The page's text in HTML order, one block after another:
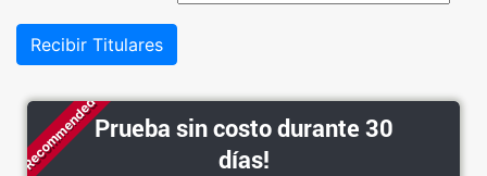
Recibir Titulares
RecommendedPrueba sin costo durante 30
días!